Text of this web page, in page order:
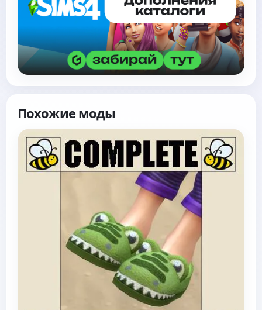
Похожие моды